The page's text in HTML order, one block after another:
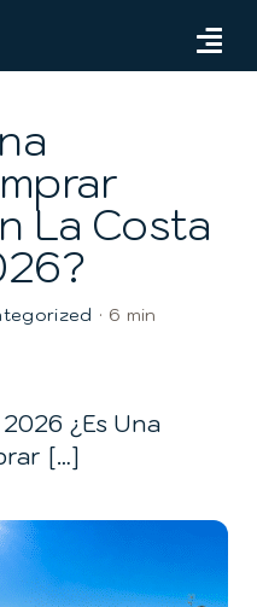
La Costa
· 6 min
¿Es Una
[…]